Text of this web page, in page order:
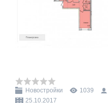
Новостройки 1039
25.10.2017